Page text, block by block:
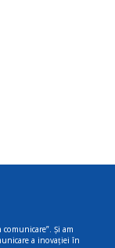
Și am
a inovației în